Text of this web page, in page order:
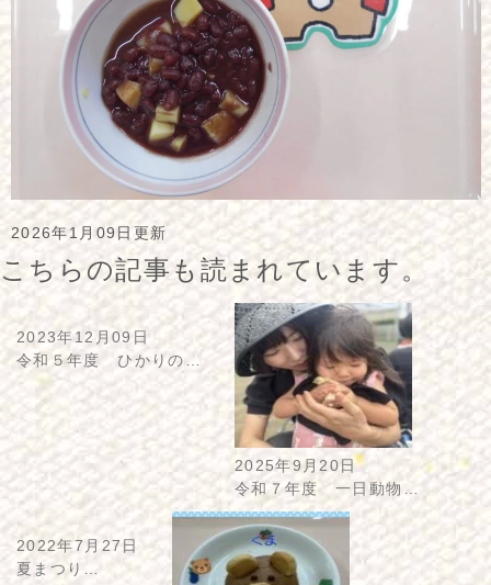
2026年1月09日更新
こちらの記事も読まれています。
2023年12月09日
令和５年度 ひかりの…
2025年9月20日
令和７年度 一日動物…
2022年7月27日
夏まつり…